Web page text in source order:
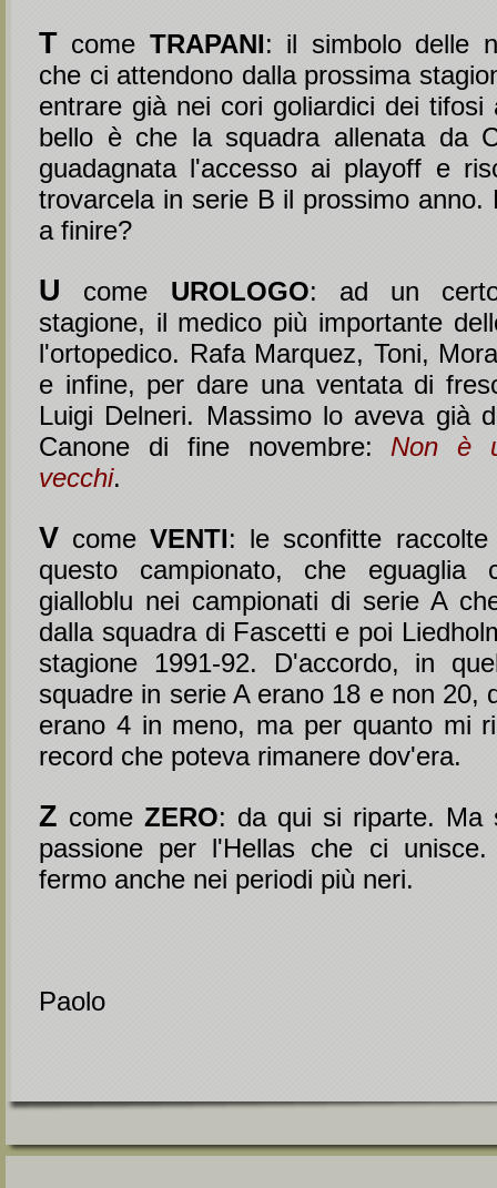
T come TRAPANI: il simbolo delle
che ci attendono dalla prossima
entrare già nei cori goliardici dei tifosi
bello è che la squadra allenata da
guadagnata l'accesso ai playoff e
trovarcela in serie B il prossimo anno.
a finire?
U come UROLOGO: ad un
stagione, il medico più importante
l'ortopedico. Rafa Marquez, Toni,
e infine, per dare una ventata di
Luigi Delneri. Massimo lo aveva già
Canone di fine novembre:Non è
vecchi.
V comeVENTI: le sconfitte
questo campionato, che eguaglia
gialloblu nei campionati di serie A
dalla squadra di Fascetti e poi
stagione 1991-92. D'accordo, in
squadre in serie A erano 18 e non 20,
erano 4 in meno, ma per quanto mi
record che poteva rimanere dov'era.
Z come ZERO: da qui si riparte. Ma
passione per l'Hellas che ci unisce.
fermo anche nei periodi più neri.
Paolo